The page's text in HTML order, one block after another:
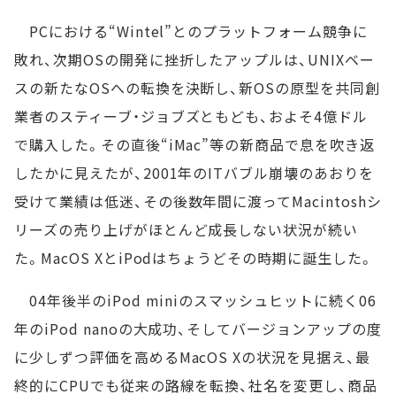
PCにおける“Wintel”とのプラットフォーム競争に
敗れ、次期OSの開発に挫折したアップルは、UNIXベー
スの新たなOSへの転換を決断し、新OSの原型を共同創
業者のスティーブ・ジョブズともども、およそ4億ドル
で購入した。その直後“iMac”等の新商品で息を吹き返
したかに見えたが、2001年のITバブル崩壊のあおりを
受けて業績は低迷、その後数年間に渡ってMacintoshシ
リーズの売り上げがほとんど成長しない状況が続い
た。MacOS XとiPodはちょうどその時期に誕生した。
04年後半のiPod miniのスマッシュヒットに続く06
年のiPod nanoの大成功、そしてバージョンアップの度
に少しずつ評価を高めるMacOS Xの状況を見据え、最
終的にCPUでも従来の路線を転換、社名を変更し、商品